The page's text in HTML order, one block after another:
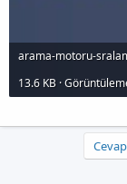
13.6 KB ·